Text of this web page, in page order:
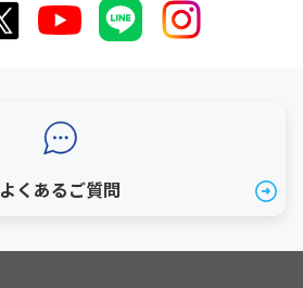
よくあるご質問